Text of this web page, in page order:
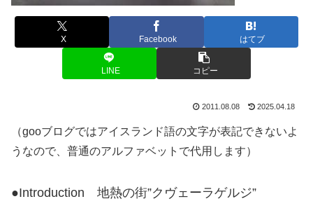
X Facebook はてブ
LINE コピー
2011.08.08 2025.04.18
（gooブログではアイスランド語の文字が表記できないよ
うなので、普通のアルファベットで代用します）
●Introduction 地熱の街”クヴェーラゲルジ”